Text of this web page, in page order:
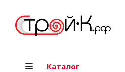
Каталог